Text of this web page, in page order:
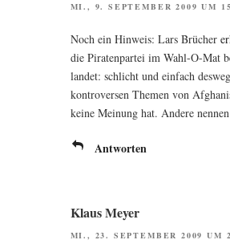
MI., 9. SEPTEMBER 2009 UM
Noch ein Hin­weis: Lars Brü­cher
die Pira­ten­par­tei im Wahl-O-Mat
lan­det: schlicht und ein­fach
kon­tro­ver­sen The­men von
kei­ne Mei­nung hat. Ande­re
Antworten
Klaus Meyer
MI., 23. SEPTEMBER 2009 UM